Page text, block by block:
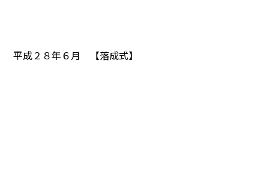
平成２８年６月 【落成式】